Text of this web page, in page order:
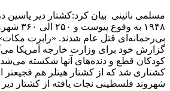
۱۹۴۸ به
بی‌رحمانه‌ای قتل عام شدند. «رابرت
گزارش خود برای وزارت خارجه آمریکا
کودکان قطع و دنده‌های آنها شکسته
کشتاری شد که از کشتار هیتلر هم
شهروند فلسطینی نجات یافته از کشتار